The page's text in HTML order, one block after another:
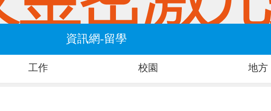
資訊網-留學
工作 校園 地方